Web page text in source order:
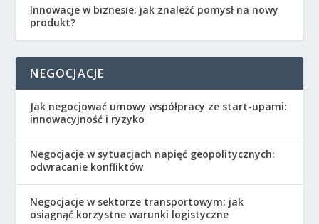
Innowacje w biznesie: jak znaleźć pomysł na nowy
produkt?
NEGOCJACJE
Jak negocjować umowy współpracy ze start-upami:
innowacyjność i ryzyko
Negocjacje w sytuacjach napięć geopolitycznych:
odwracanie konfliktów
Negocjacje w sektorze transportowym: jak
osiągnąć korzystne warunki logistyczne